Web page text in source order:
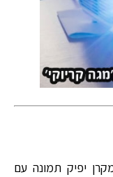
יפיק תמונה עם